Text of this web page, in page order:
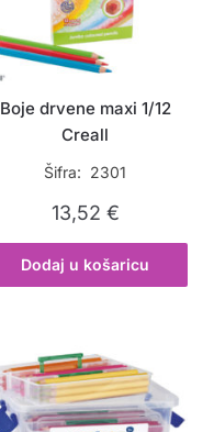
Boje drvene maxi 1/12
Creall
Šifra: 2301
13,52 €
Dodaj u košaricu